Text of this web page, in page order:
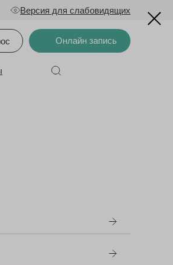
Версия для слабовидящих
Онлайн запись